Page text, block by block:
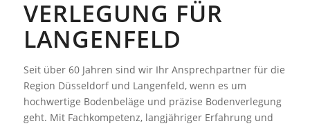
VERLEGUNG FÜR
LANGENFELD
Seit über 60 Jahren sind wir Ihr Ansprechpartner für die
Region Düsseldorf und Langenfeld, wenn es um
hochwertige Bodenbeläge und präzise Bodenverlegung
geht. Mit Fachkompetenz, langjähriger Erfahrung und